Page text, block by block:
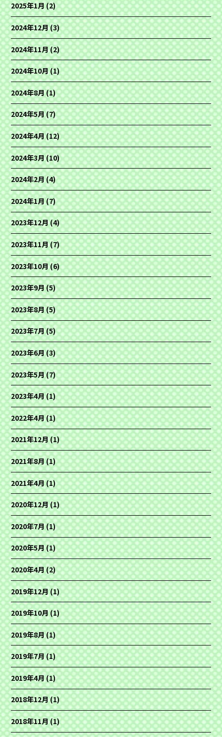
2025年1月(2)
2024年12月(3)
2024年11月(2)
2024年10月(1)
2024年8月(1)
2024年5月(7)
2024年4月(12)
2024年3月(10)
2024年2月(4)
2024年1月(7)
2023年12月(4)
2023年11月(7)
2023年10月(6)
2023年9月(5)
2023年8月(5)
2023年7月(5)
2023年6月(3)
2023年5月(7)
2023年4月(1)
2022年4月(1)
2021年12月(1)
2021年8月(1)
2021年4月(1)
2020年12月(1)
2020年7月(1)
2020年5月(1)
2020年4月(2)
2019年12月(1)
2019年10月(1)
2019年8月(1)
2019年7月(1)
2019年4月(1)
2018年12月(1)
2018年11月(1)